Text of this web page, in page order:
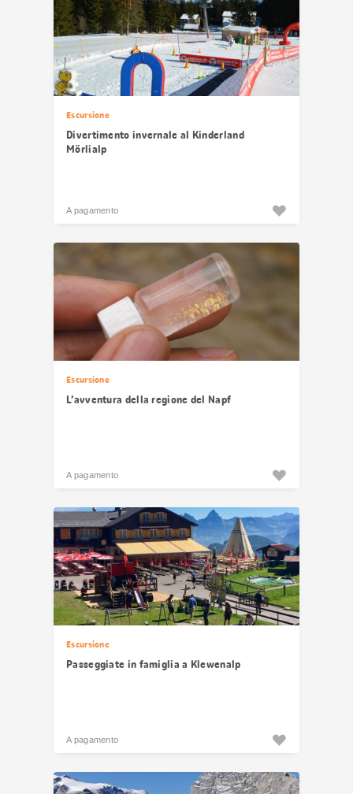
Escursione
Divertimento invernale al Kinderland
Mörlialp
A pagamento
Escursione
L’avventura della regione del Napf
A pagamento
Escursione
Passeggiate in famiglia a Klewenalp
A pagamento